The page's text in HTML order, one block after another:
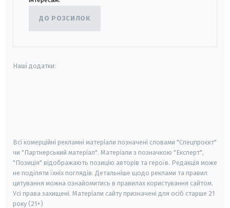
ДО РОЗСИЛОК
Наші додатки:
Всі комерційні рекламні матеріали позначені словами "Спецпроєкт"
чи "Партнерський матеріал". Матеріали з позначкою "Експерт",
"Позиція" відображають позицію авторів та героїв. Редакція може
не поділяти їхніх поглядів. Детальніше щодо реклами та правил
цитування можна ознайомитись в правилах користування сайтом.
Усі права захищені. Матеріали сайту призначені для осіб старше 21
року (21+)